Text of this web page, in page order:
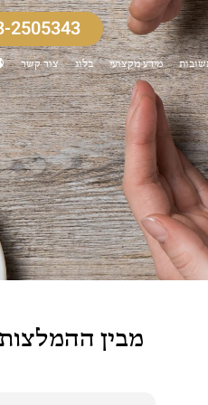
2505343
מידע מקצועי בלוג צור קשר
מבין